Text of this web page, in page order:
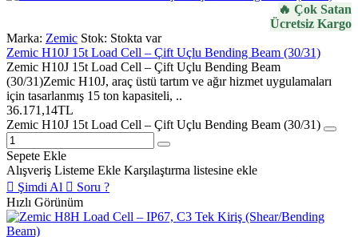
🔥 Çok Satan
Ücretsiz Kargo
Marka: Zemic Stok: Stokta var
Zemic H10J 15t Load Cell – Çift Uçlu Bending Beam (30/31)
Zemic H10J 15t Load Cell – Çift Uçlu Bending Beam
(30/31)Zemic H10J, araç üstü tartım ve ağır hizmet uygulamaları
için tasarlanmış 15 ton kapasiteli, ..
36.171,14TL
Zemic H10J 15t Load Cell – Çift Uçlu Bending Beam (30/31)
Sepete Ekle
Alışveriş Listeme Ekle Karşılaştırma listesine ekle
Şimdi Al
Soru ?
Hızlı Görünüm